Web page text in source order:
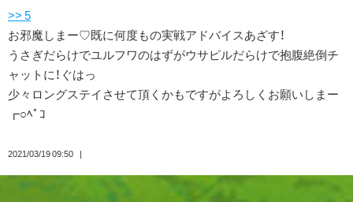
>> 5
お邪魔しまー♡既に何度もの実戦アドバイスあざす！
うさぎだらけでユルフワのはずがウサピルだらけで抱腹絶倒チ
ャットに！ぐはっ
少々ロングステイさせて頂くかもですがよろしくお願いしまー
┏○ﾍﾟｺ
2021/03/19 09:50